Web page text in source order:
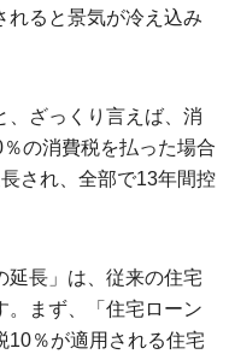
れると景気が冷え込み
、ざっくり言えば、消
の消費税を払った場合
され、全部で13年間控
延長」は、従来の住宅
。まず、「住宅ローン
10％が適用される住宅